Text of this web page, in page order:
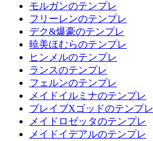
モルガンのテンプレ
フリーレンのテンプレ
デク&爆豪のテンプレ
暁美ほむらのテンプレ
ヒンメルのテンプレ
ランスのテンプレ
フェルンのテンプレ
メイドイルミナのテンプレ
ブレイブXゴッドのテンプレ
メイドロゼッタのテンプレ
メイドイデアルのテンプレ